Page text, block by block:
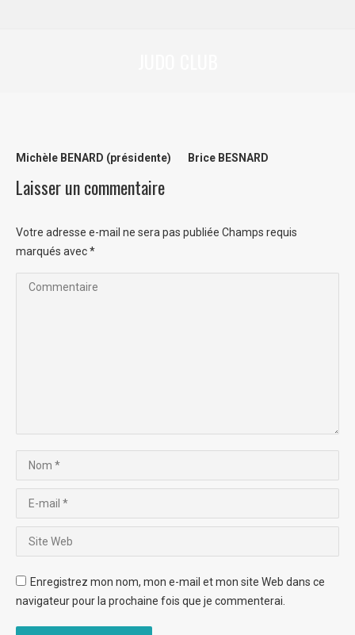
Michèle BENARD (présidente) Brice BESNARD
Laisser un commentaire
Votre adresse e-mail ne sera pas publiée Champs requis
marqués avec*
Commentaire
Nom *
E-mail *
Site Web
Enregistrez mon nom, mon e-mail et mon site Web dans ce
navigateur pour la prochaine fois que je commenterai.